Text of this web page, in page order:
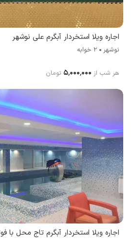
اجاره ویلا استخردار آبگرم علی نوشهر
نوشهر 2 خوابه
هر شب از ۵٬۰۰۰٬۰۰۰ تومان
اجاره ویلا استخردار آبگرم تاج محل با